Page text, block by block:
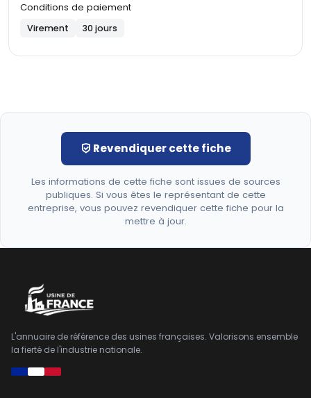
Conditions de paiement
Virement 30 jours
Revendiquer cette fiche
Les informations de cette fiche sont issues de sources
publiques. Si vous êtes le représentant de cette
entreprise, vous pouvez revendiquer cette fiche pour la
mettre à jour.
L'annuaire de référence des usines françaises. Valorisons ensemble
la fierté de l'industrie nationale.